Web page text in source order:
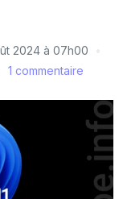
2024 à 07h00
1 commentaire